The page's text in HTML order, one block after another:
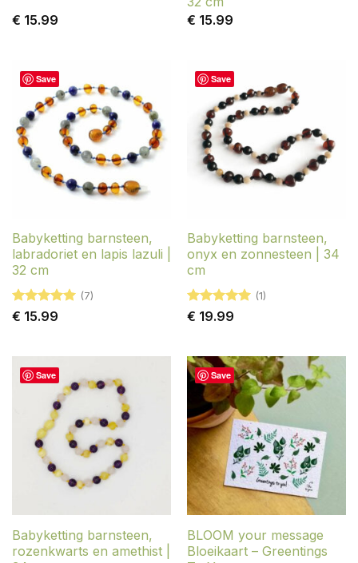
€ 15.99
€ 15.99
Save
Babyketting barnsteen,
labradoriet en lapis lazuli |
32 cm
Gewaardeerd
(7)
€ 15.99
Save
Babyketting barnsteen,
onyx en zonnesteen | 34
cm
Gewaardeerd
(1)
€ 19.99
Save
Babyketting barnsteen,
rozenkwarts en amethist |
Save
BLOOM your message
Bloeikaart – Greentings